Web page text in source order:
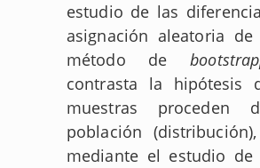
estudio de las
asignación aleatoria
método de
contrasta la hipótesis
muestras proceden
población
mediante el estudio de